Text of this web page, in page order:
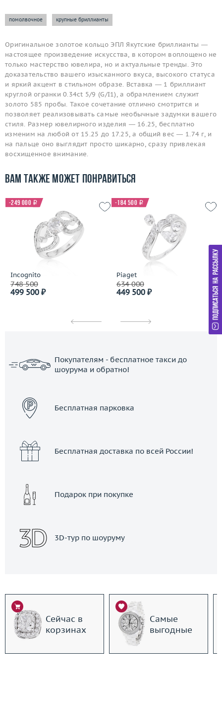
помолвочное крупные бриллианты
Оригинальное золотое кольцо ЭПЛ Якутские бриллианты —
настоящее произведение искусства, в котором воплощено не
только мастерство ювелира, но и актуальные тренды. Это
доказательство вашего изысканного вкуса, высокого статуса
и яркий акцент в стильном образе. Вставка — 1 бриллиант
круглой огранки 0.34ct 5/9 (G/I1), а обрамлением служит
золото 585 пробы. Такое сочетание отлично смотрится и
позволяет реализовывать самые необычные задумки вашего
стиля. Размер ювелирного изделия — 16.25, бесплатно
изменим на любой от 15.25 до 17.25, а общий вес — 1.74 г, и
на пальце оно выглядит просто шикарно, сразу привлекая
восхищенное внимание.
Вам также может понравиться
Incognito
748 500
499 500 ₽
-249 000 i
Piaget
634 000
449 500 ₽
-184 500 i
Покупателям - бесплатное такси до
шоурума и обратно!
Бесплатная парковка
Бесплатная доставка по всей России!
Подарок при покупке
3D-тур по шоуруму
Сейчас в
корзинах
Самые
выгодные